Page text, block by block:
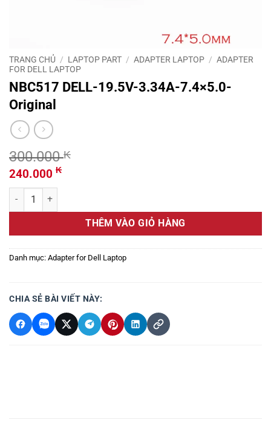
TRANG CHỦ / LAPTOP PART / ADAPTER LAPTOP / ADAPTER
FOR DELL LAPTOP
NBC517 DELL-19.5V-3.34A-7.4×5.0-
Original
300.000₭
Giá
gốc
là:
300.000 ₭.
240.000 ₭Giá
là:
240.000 ₭.
NBC517 DELL-19.5V-3.34A-7.4x5.0-Original số lượng
THÊM VÀO GIỎ HÀNG
Danh mục: Adapter for Dell Laptop
CHIA SẺ BÀI VIẾT NÀY: